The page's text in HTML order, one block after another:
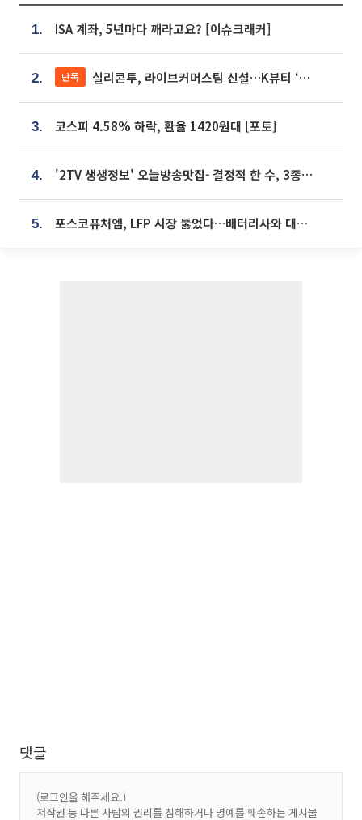
1. ISA 계좌, 5년마다 깨라고요? [이슈크래커]
2. 단독 실리콘투, 라이브커머스팀 신설…K뷰티 ‘글로벌 판매망’ 확대[K뷰티 라방戰]
3. 코스피 4.58% 하락, 환율 1420원대 [포토]
4. '2TV 생생정보' 오늘방송맛집- 결정적 한 수, 3종 메밀면! 메밀 소바 맛집 '의○○○○'
5. 포스코퓨처엠, LFP 시장 뚫었다…배터리사와 대규모 장기 공급 합의
댓글